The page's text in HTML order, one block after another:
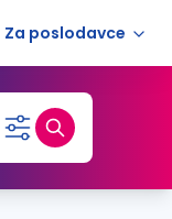
Za poslodavce